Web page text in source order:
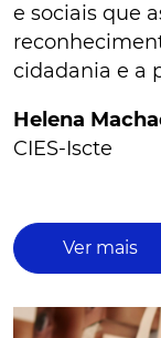
e sociais que
cidadania e a
Helena
CIES-Iscte
Ver mais